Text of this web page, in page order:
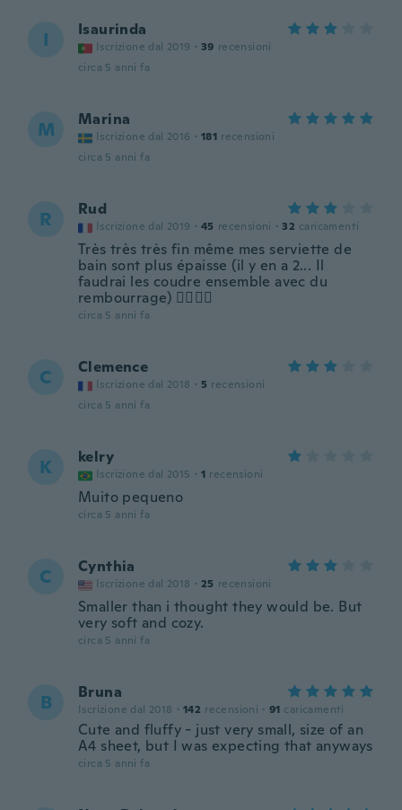
I Isaurinda
Iscrizione dal 2019 · 39 recensioni
circa 5 anni fa
M Marina
Iscrizione dal 2016 · 181 recensioni
circa 5 anni fa
R Rud
Iscrizione dal 2019 · 45 recensioni · 32 caricamenti
Très très très fin même mes serviette de
bain sont plus épaisse (il y en a 2... Il
faudrai les coudre ensemble avec du
rembourrage) 👌🏻👌🏻
circa 5 anni fa
C Clemence
Iscrizione dal 2018 · 5 recensioni
circa 5 anni fa
K kelry
Iscrizione dal 2015 · 1 recensioni
Muito pequeno
circa 5 anni fa
C Cynthia
Iscrizione dal 2018 · 25 recensioni
Smaller than i thought they would be. But
very soft and cozy.
circa 5 anni fa
B Bruna
Iscrizione dal 2018 · 142 recensioni · 91 caricamenti
Cute and fluffy - just very small, size of an
A4 sheet, but I was expecting that anyways
circa 5 anni fa